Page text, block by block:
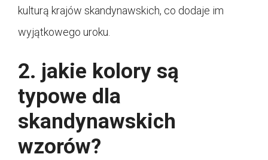
kulturą krajów skandynawskich, co dodaje im
wyjątkowego uroku.
2. jakie kolory są
typowe dla
skandynawskich
wzorów?